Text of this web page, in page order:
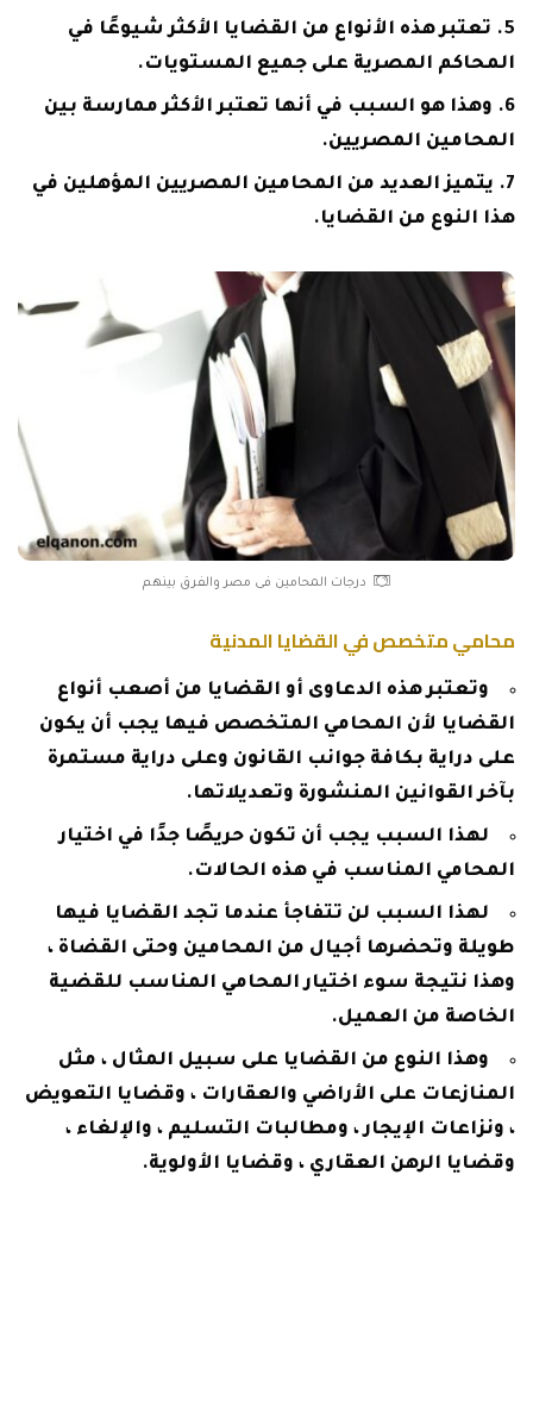
تعتبر هذه الأنواع من القضايا الأكثر شيوعًا في
المحاكم المصرية على جميع المستويات.
وهذا هو السبب في أنها تعتبر الأكثر ممارسة بين
المحامين المصريين.
يتميز العديد من المحامين المصريين المؤهلين في
هذا النوع من القضايا.
درجات المحامين فى مصر والفرق بينهم
محامي متخصص في القضايا المدنية
وتعتبر هذه الدعاوى أو القضايا من أصعب أنواع
القضايا لأن المحامي المتخصص فيها يجب أن يكون
على دراية بكافة جوانب القانون وعلى دراية مستمرة
بآخر القوانين المنشورة وتعديلاتها.
لهذا السبب يجب أن تكون حريصًا جدًا في اختيار
المحامي المناسب في هذه الحالات.
لهذا السبب لن تتفاجأ عندما تجد القضايا فيها
طويلة وتحضرها أجيال من المحامين وحتى القضاة ،
وهذا نتيجة سوء اختيار المحامي المناسب للقضية
الخاصة من العميل.
وهذا النوع من القضايا على سبيل المثال ، مثل
المنازعات على الأراضي والعقارات ، وقضايا التعويض
، ونزاعات الإيجار ، ومطالبات التسليم ، والإلغاء ،
وقضايا الرهن العقاري ، وقضايا الأولوية.